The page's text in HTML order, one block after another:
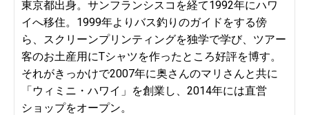
東京都出身。サンフランシスコを経て1992年にハワ
イへ移住。1999年よりバス釣りのガイドをする傍
ら、スクリーンプリンティングを独学で学び、ツアー
客のお土産用にTシャツを作ったところ好評を博す。
それがきっかけで2007年に奥さんのマリさんと共に
「ウィミニ・ハワイ」を創業し、2014年には直営
ショップをオープン。